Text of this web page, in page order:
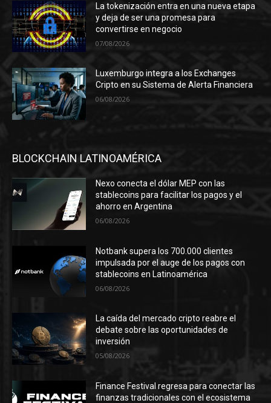
La tokenización entra en una nueva etapa
y deja de ser una promesa para
convertirse en negocio
07/08/2026
Luxemburgo integra a los Exchanges
Cripto en su Sistema de Alerta Financiera
06/08/2026
BLOCKCHAIN LATINOAMÉRICA
Nexo conecta el dólar MEP con las
stablecoins para facilitar los pagos y el
ahorro en Argentina
06/08/2026
Notbank supera los 700.000 clientes
impulsada por el auge de los pagos con
stablecoins en Latinoamérica
06/08/2026
La caída del mercado cripto reabre el
debate sobre las oportunidades de
inversión
05/08/2026
Finance Festival regresa para conectar las
finanzas tradicionales con el ecosistema